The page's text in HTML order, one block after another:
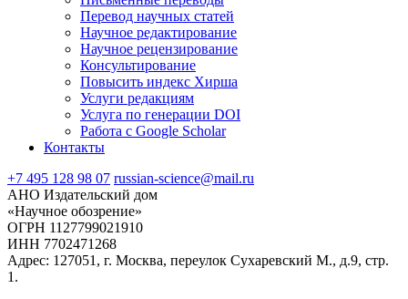
Перевод научных статей
Научное редактирование
Научное рецензирование
Консультирование
Повысить индекс Хирша
Услуги редакциям
Услуга по генерации DOI
Работа с Google Scholar
Контакты
+7 495 128 98 07 russian-science@mail.ru
АНО Издательский дом
«Научное обозрение»
ОГРН 1127799021910
ИНН 7702471268
Адрес: 127051, г. Москва, переулок Сухаревский М., д.9, стр.
1.